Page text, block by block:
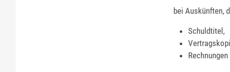
bei Auskünften,
Schuldtitel,
Rechnungen